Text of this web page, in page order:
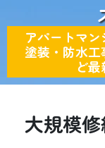
アパートマ
塗装・防水
ど
大規模